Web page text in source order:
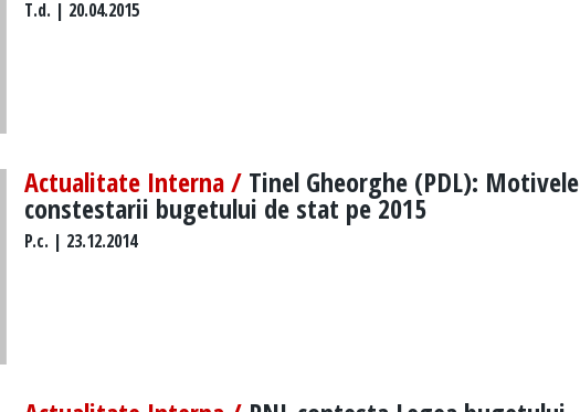
T.d. | 20.04.2015
Actualitate Interna / Tinel Gheorghe (PDL): Motivele
constestarii bugetului de stat pe 2015
P.c. | 23.12.2014